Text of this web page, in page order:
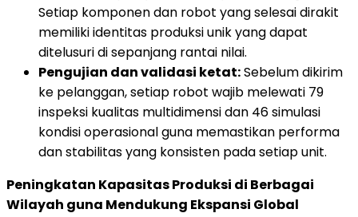
Setiap komponen dan robot yang selesai dirakit
memiliki identitas produksi unik yang dapat
ditelusuri di sepanjang rantai nilai.
Pengujian dan validasi ketat:Sebelum dikirim
ke pelanggan, setiap robot wajib melewati 79
inspeksi kualitas multidimensi dan 46 simulasi
kondisi operasional guna memastikan performa
dan stabilitas yang konsisten pada setiap unit.
Peningkatan Kapasitas Produksi di Berbagai
Wilayah guna Mendukung Ekspansi Global